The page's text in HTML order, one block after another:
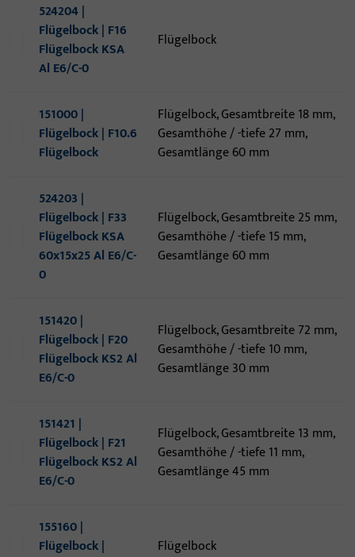
524204 |
Flügelbock | F16
Flügelbock KSA
Al E6/C-0
Flügelbock
151000 |
Flügelbock | F10.6
Flügelbock
Flügelbock, Gesamtbreite 18 mm,
Gesamthöhe / -tiefe 27 mm,
Gesamtlänge 60 mm
524203 |
Flügelbock | F33
Flügelbock KSA
60x15x25 Al E6/C-
0
Flügelbock, Gesamtbreite 25 mm,
Gesamthöhe / -tiefe 15 mm,
Gesamtlänge 60 mm
151420 |
Flügelbock | F20
Flügelbock KS2 Al
E6/C-0
Flügelbock, Gesamtbreite 72 mm,
Gesamthöhe / -tiefe 10 mm,
Gesamtlänge 30 mm
151421 |
Flügelbock | F21
Flügelbock KS2 Al
E6/C-0
Flügelbock, Gesamtbreite 13 mm,
Gesamthöhe / -tiefe 11 mm,
Gesamtlänge 45 mm
155160 |
Flügelbock |
Flügelbock